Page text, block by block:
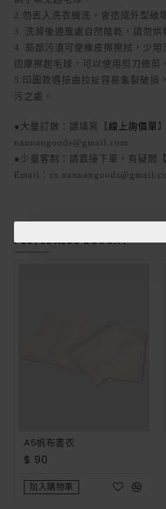
2.勿丟入洗衣機洗，會造成外型破
3. 洗滌後通風處自然陰乾，請勿烘
4. 局部污漬可使橡皮擦擦拭，少
因摩擦起毛球，可以使用剪刀修剪。
5.印圖款遇扭曲拉扯容易龜裂破損
污之處。
●大量訂做：請填寫【 線上詢價單
nannangoods@gmail.com
●少量客制：請直接下單，有疑問【
Email：
PEOPLE ALSO BOUGHT
A5帆布書衣
$ 90
加入購物車